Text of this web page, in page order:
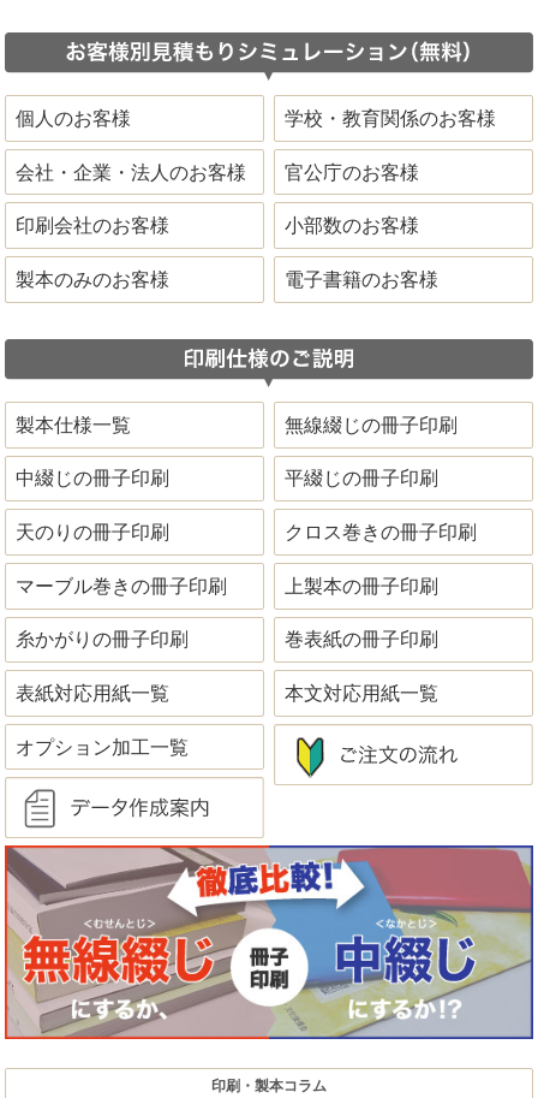
個人のお客様 学校・教育関係のお客様
会社・企業・法人のお客様 官公庁のお客様
印刷会社のお客様 小部数のお客様
製本のみのお客様 電子書籍のお客様
製本仕様一覧 無線綴じの冊子印刷
中綴じの冊子印刷 平綴じの冊子印刷
天のりの冊子印刷 クロス巻きの冊子印刷
マーブル巻きの冊子印刷 上製本の冊子印刷
糸かがりの冊子印刷 巻表紙の冊子印刷
表紙対応用紙一覧 本文対応用紙一覧
オプション加工一覧
印刷・製本コラム